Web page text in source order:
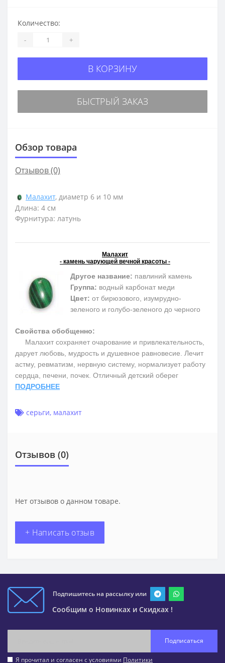
Количество:
- +
В КОРЗИНУ
БЫСТРЫЙ ЗАКАЗ
Обзор товара
Отзывов (0)
Малахит, диаметр 6 и 10 мм
Длина: 4 см
Фурнитура: латунь
Малахит
- камень чарующей вечной красоты -
Другое название: павлиний камень
Группа: водный карбонат меди
Цвет: от бирюзового, изумрудно-
зеленого и голубо-зеленого до черного
Свойства обобщенно:
Малахит сохраняет очарование и привлекательность,
дарует любовь, мудрость и душевное равновесие. Лечит
астму, ревматизм, нервную систему, нормализует работу
сердца, печени, почек. Отличный детский оберег
ПОДРОБНЕЕ
серьги, малахит
Отзывов (0)
Нет отзывов о данном товаре.
+ Написать отзыв
Подпишитесь на рассылку или
Сообщим о Новинках и Скидках !
Подписаться
Я прочитал и согласен с условиями Политики